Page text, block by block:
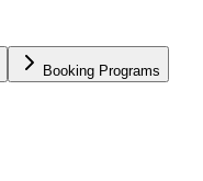
Booking Programs